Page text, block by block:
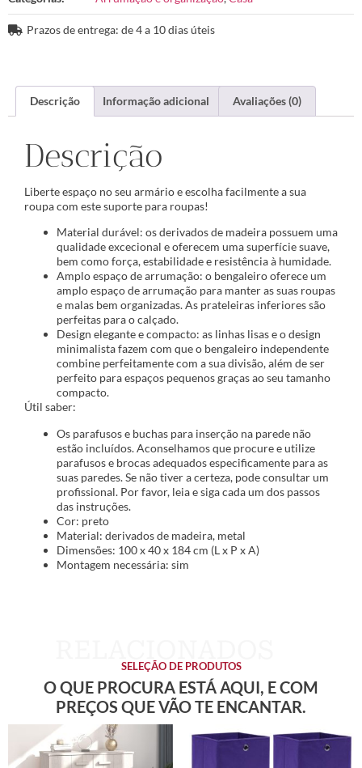
Prazos de entrega: de 4 a 10 dias úteis
Descrição Informação adicional Avaliações (0)
Descrição
Liberte espaço no seu armário e escolha facilmente a sua
roupa com este suporte para roupas!
Material durável: os derivados de madeira possuem uma
qualidade excecional e oferecem uma superfície suave,
bem como força, estabilidade e resistência à humidade.
Amplo espaço de arrumação: o bengaleiro oferece um
amplo espaço de arrumação para manter as suas roupas
e malas bem organizadas. As prateleiras inferiores são
perfeitas para o calçado.
Design elegante e compacto: as linhas lisas e o design
minimalista fazem com que o bengaleiro independente
combine perfeitamente com a sua divisão, além de ser
perfeito para espaços pequenos graças ao seu tamanho
compacto.
Útil saber:
Os parafusos e buchas para inserção na parede não
estão incluídos. Aconselhamos que procure e utilize
parafusos e brocas adequados especificamente para as
suas paredes. Se não tiver a certeza, pode consultar um
profissional. Por favor, leia e siga cada um dos passos
das instruções.
Cor: preto
Material: derivados de madeira, metal
Dimensões: 100 x 40 x 184 cm (L x P x A)
Montagem necessária: sim
SELEÇÃO DE PRODUTOS
O QUE PROCURA ESTÁ AQUI, E COM
PREÇOS QUE VÃO TE ENCANTAR.